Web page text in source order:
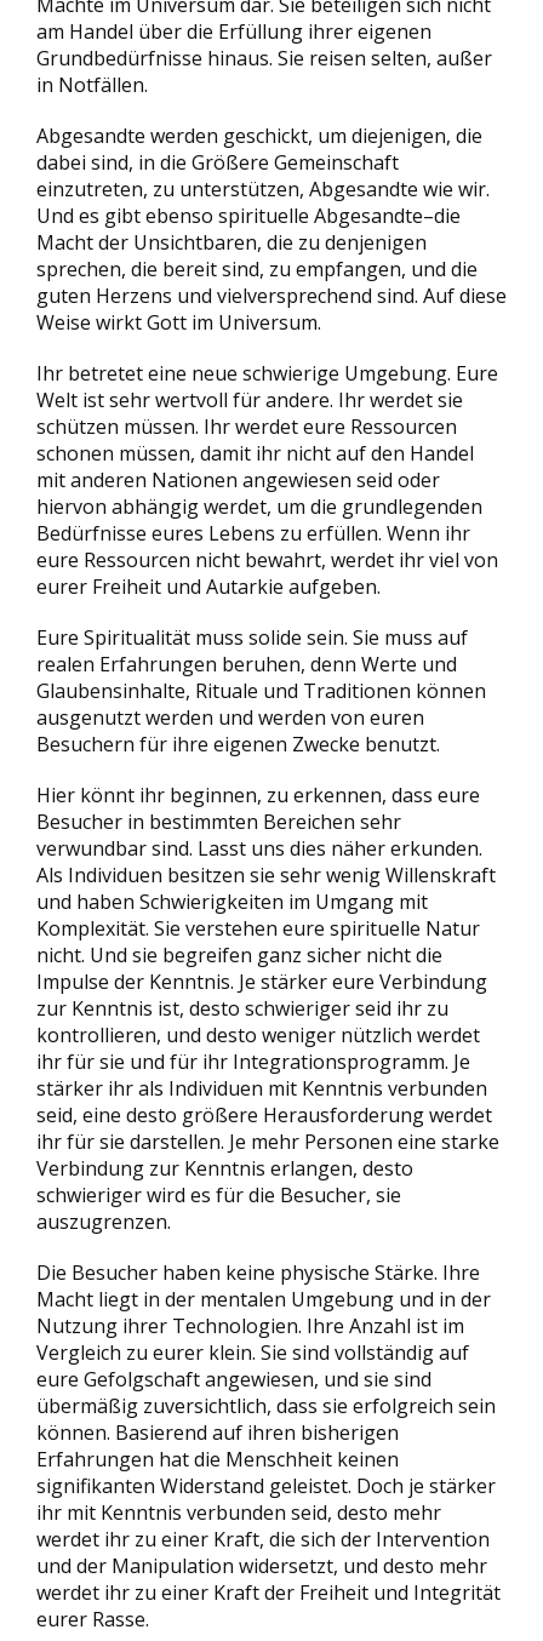
am Handel über die Erfüllung ihrer eigenen
Grundbedürfnisse hinaus. Sie reisen selten, außer
in Notfällen.
Abgesandte werden geschickt, um diejenigen, die
dabei sind, in die Größere Gemeinschaft
einzutreten, zu unterstützen, Abgesandte wie wir.
Und es gibt ebenso spirituelle Abgesandte–die
Macht der Unsichtbaren, die zu denjenigen
sprechen, die bereit sind, zu empfangen, und die
guten Herzens und vielversprechend sind. Auf diese
Weise wirkt Gott im Universum.
Ihr betretet eine neue schwierige Umgebung. Eure
Welt ist sehr wertvoll für andere. Ihr werdet sie
schützen müssen. Ihr werdet eure Ressourcen
schonen müssen, damit ihr nicht auf den Handel
mit anderen Nationen angewiesen seid oder
hiervon abhängig werdet, um die grundlegenden
Bedürfnisse eures Lebens zu erfüllen. Wenn ihr
eure Ressourcen nicht bewahrt, werdet ihr viel von
eurer Freiheit und Autarkie aufgeben.
Eure Spiritualität muss solide sein. Sie muss auf
realen Erfahrungen beruhen, denn Werte und
Glaubensinhalte, Rituale und Traditionen können
ausgenutzt werden und werden von euren
Besuchern für ihre eigenen Zwecke benutzt.
Hier könnt ihr beginnen, zu erkennen, dass eure
Besucher in bestimmten Bereichen sehr
verwundbar sind. Lasst uns dies näher erkunden.
Als Individuen besitzen sie sehr wenig Willenskraft
und haben Schwierigkeiten im Umgang mit
Komplexität. Sie verstehen eure spirituelle Natur
nicht. Und sie begreifen ganz sicher nicht die
Impulse der Kenntnis. Je stärker eure Verbindung
zur Kenntnis ist, desto schwieriger seid ihr zu
kontrollieren, und desto weniger nützlich werdet
ihr für sie und für ihr Integrationsprogramm. Je
stärker ihr als Individuen mit Kenntnis verbunden
seid, eine desto größere Herausforderung werdet
ihr für sie darstellen. Je mehr Personen eine starke
Verbindung zur Kenntnis erlangen, desto
schwieriger wird es für die Besucher, sie
auszugrenzen.
Die Besucher haben keine physische Stärke. Ihre
Macht liegt in der mentalen Umgebung und in der
Nutzung ihrer Technologien. Ihre Anzahl ist im
Vergleich zu eurer klein. Sie sind vollständig auf
eure Gefolgschaft angewiesen, und sie sind
übermäßig zuversichtlich, dass sie erfolgreich sein
können. Basierend auf ihren bisherigen
Erfahrungen hat die Menschheit keinen
signifikanten Widerstand geleistet. Doch je stärker
ihr mit Kenntnis verbunden seid, desto mehr
werdet ihr zu einer Kraft, die sich der Intervention
und der Manipulation widersetzt, und desto mehr
werdet ihr zu einer Kraft der Freiheit und Integrität
eurer Rasse.